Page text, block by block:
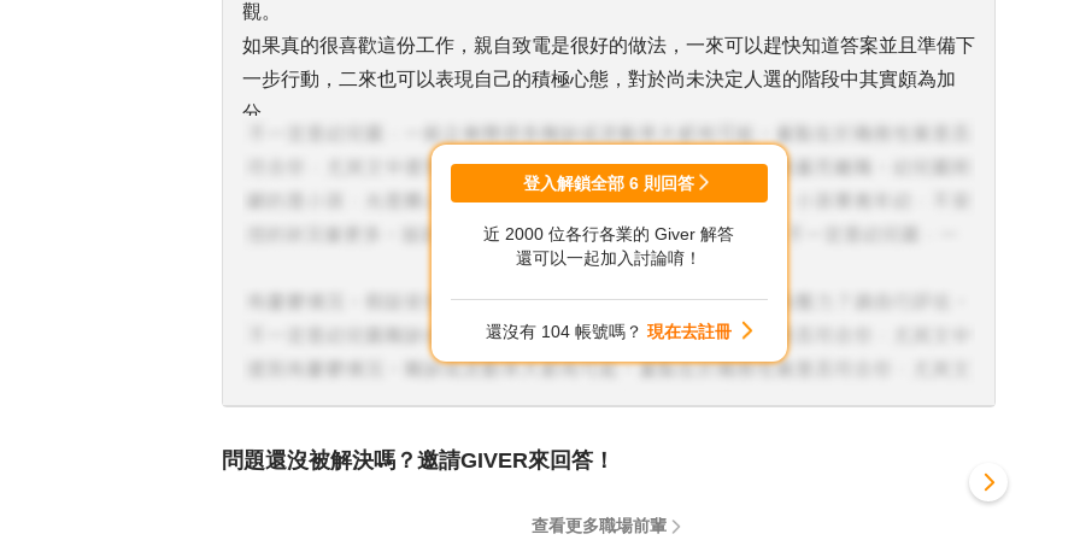
觀。
如果真的很喜歡這份工作，親自致電是很好的做法，一來可以趕快知道答案並且準備下
一步行動，二來也可以表現自己的積極心態，對於尚未決定人選的階段中其實頗為加
分。
因此如果到了該階段面試官表定的日期還沒有予以回覆，那麼主動向人資或公司窗口探
尋，我個人是鼓勵的。
登入解鎖全部 6 則回答
近 2000 位各行各業的 Giver 解答
還可以一起加入討論唷！
還沒有 104 帳號嗎？ 現在去註冊
問題還沒被解決嗎？邀請GIVER來回答！
查看更多職場前輩